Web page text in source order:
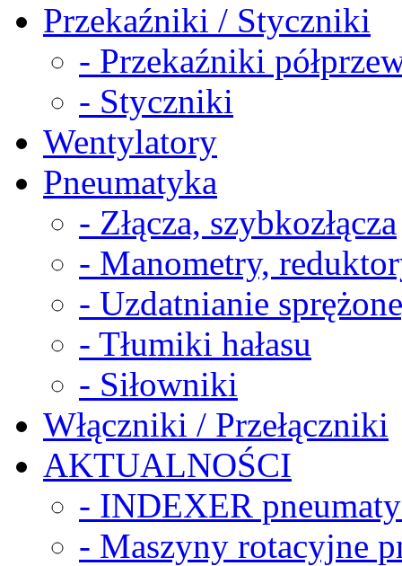
Przekaźniki / Styczniki
- Przekaźniki
- Styczniki
Wentylatory
Pneumatyka
- Złącza, szybkozłącza
- Manometry,
- Uzdatnianie
- Tłumiki hałasu
- Siłowniki
Włączniki / Przełączniki
AKTUALNOŚCI
- INDEXER
- Maszyny rotacyjne